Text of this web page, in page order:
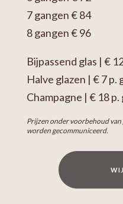
7 gangen € 84
8 gangen € 96
Bijpassend glas | €
Halve glazen | € 7 p.
Champagne | € 18 p.
Prijzen onder voorbehoud
worden gecommuniceerd.